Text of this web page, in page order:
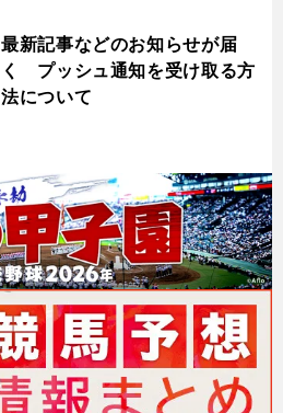
最新記事などのお知らせが届
く プッシュ通知を受け取る方
法について